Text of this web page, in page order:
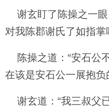
谢玄盯了陈操之一眼
对我陈郡谢氏了如指掌
陈操之道：“安石公
在该是安石公一展抱负
谢玄道：“我三叔父